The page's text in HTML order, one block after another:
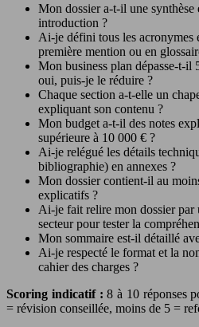
Mon dossier a-t-il une synthèse
introduction ?
Ai-je défini tous les acronymes
première mention ou en
Mon business plan dépasse-t-il
oui, puis-je le réduire ?
Chaque section a-t-elle un
expliquant son contenu ?
Mon budget a-t-il des notes
supérieure à 10 000 € ?
Ai-je relégué les détails
bibliographie) en annexes ?
Mon dossier contient-il au
explicatifs ?
Ai-je fait relire mon dossier par
secteur pour tester la
Mon sommaire est-il détaillé
Ai-je respecté le format et la
cahier des charges ?
Scoring indicatif : 8 à 10 réponses
= révision conseillée, moins de 5 =